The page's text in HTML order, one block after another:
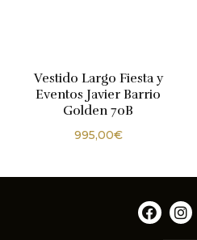
Vestido Largo Fiesta y
Eventos Javier Barrio
Golden 70B
995,00€